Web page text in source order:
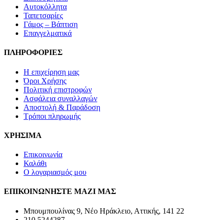
του
προϊόντος
Αυτοκόλλητα
Ταπετσαρίες
Γάμος – Βάπτιση
Επαγγελματικά
ΠΛΗΡΟΦΟΡΙΕΣ
Η επιχείρηση μας
Όροι Χρήσης
Πολιτική επιστροφών
Ασφάλεια συναλλαγών
Αποστολή & Παράδοση
Τρόποι πληρωμής
ΧΡΗΣΙΜΑ
Επικοινωνία
Καλάθι
Ο λογαριασμός μου
ΕΠΙΚΟΙΝΩΝΗΣΤΕ ΜΑΖΙ ΜΑΣ
Μπουμπουλίνας 9, Νέο Ηράκλειο, Αττικής, 141 22